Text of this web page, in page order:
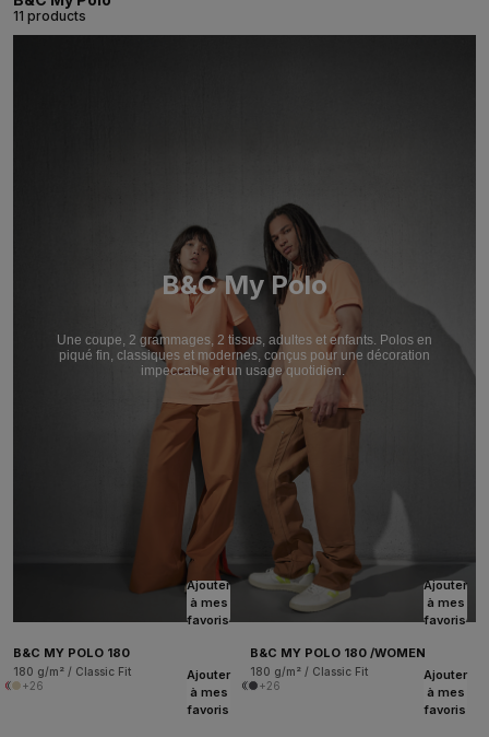
11 products
B&C My Polo
Une coupe, 2 grammages, 2 tissus, adultes et enfants. Polos en
piqué fin, classiques et modernes, conçus pour une décoration
impeccable et un usage quotidien.
Ajouter
à mes
favoris
B&C MY POLO 180
180 g/m² / Classic Fit
+26
Ajouter
à mes
favoris
B&C MY POLO 180 /WOMEN
180 g/m² / Classic Fit
+26
Ajouter
à mes
favoris
Ajouter
à mes
favoris